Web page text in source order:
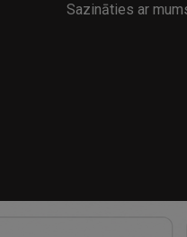
Sazināties ar